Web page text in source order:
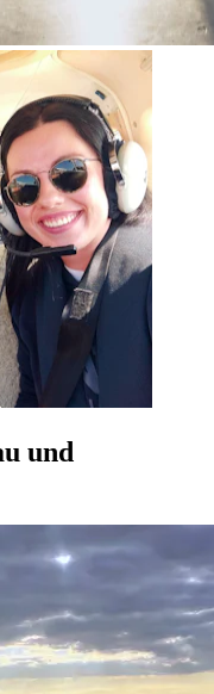
und